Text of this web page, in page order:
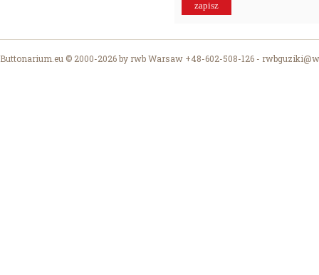
Buttonarium.eu © 2000-2026 by rwb Warsaw +48-602-508-126 -